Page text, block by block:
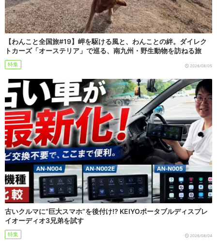
【わんこと全国旅#19】岬を駆ける風と、わんことの絆。ダイレク
トカーズ「オーステリア」で巡る、南九州・野生動物を訪ねる旅
特集 2026/08/05
古いクルマに“巨大スマホ”を後付け!? KEIYOポータブルディスプレ
イオーディオ3兄弟を試す
特集 2026/08/04